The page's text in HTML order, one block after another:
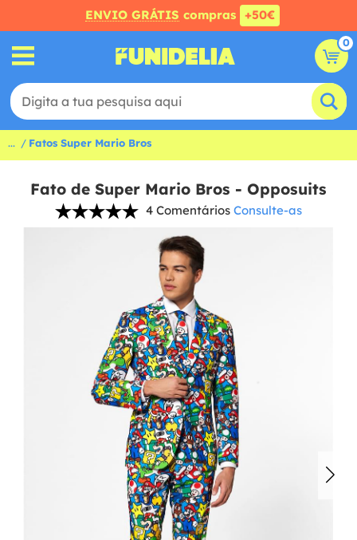
ENVIO GRÁTIS compras +50€
0
... Fatos Super Mario Bros
Fato de Super Mario Bros - Opposuits
4 Comentários Consulte-as